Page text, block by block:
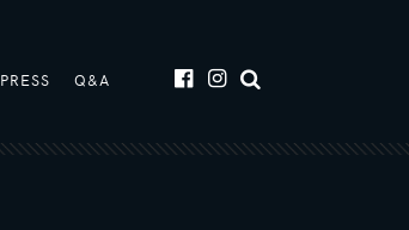
PRESS Q&A